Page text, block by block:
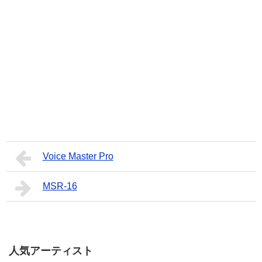
Voice Master Pro
MSR-16
人気アーティスト